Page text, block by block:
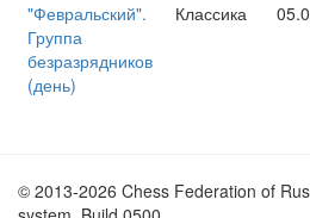
"Февральский".
Группа
безразрядников
(день)
Классика
© 2013-2026 Chess Federation of